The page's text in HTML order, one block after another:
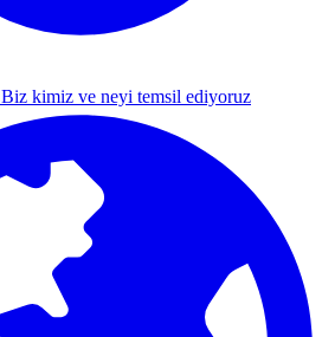
Biz kimiz ve neyi temsil ediyoruz